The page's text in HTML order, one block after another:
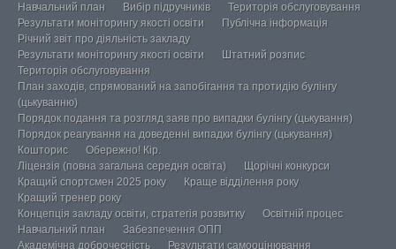
Навчальний план
Вибір підручників
Територія обслуговування
Результати моніторингу якості освіти
Публічна інформація
Річний звіт про діяльність закладу
Результати моніторингу якості освіти
Штатний розпис
Територія обслуговування
План заходів, спрямований на запобігання та протидію булінгу
(цькуванню)
Порядок подання та розгляд заяв про випадки булінгу (цькування)
Порядок реагування на доведенні випадки булінгу (цькування)
Кошторис
Обережно! Кір.
Ліцензія (повна загальна середня освіта)
Щорічні конкурси
Кращий спортсмен 2025 року
Краще відділення року
Кращий тренер року
Концепція закладу освіти, стратегія розвитку
Освітній процес
Навчальний план
Забезпечення ОПП
Академічна доброчесність
Результати самооцінювання